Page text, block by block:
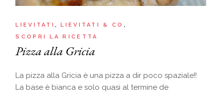
LIEVITATI
LIEVITATI & CO
SCOPRI LA RICETTA
Pizza alla Gricia
La pizza alla Gricia è una pizza a dir poco spaziale!!
La base è bianca e solo quasi al termine de